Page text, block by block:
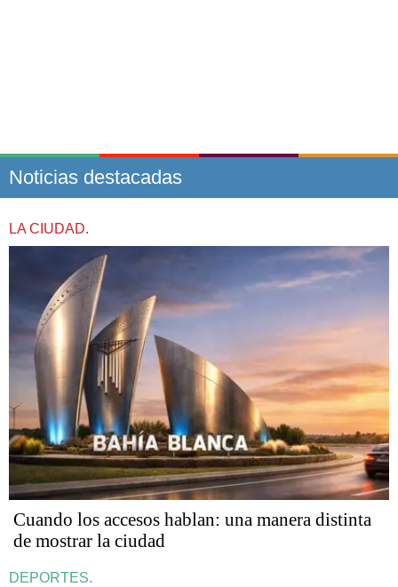
Noticias destacadas
LA CIUDAD.
Cuando los accesos hablan: una manera distinta
de mostrar la ciudad
DEPORTES.